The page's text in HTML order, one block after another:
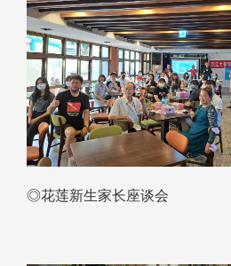
◎花莲新生家长座谈会